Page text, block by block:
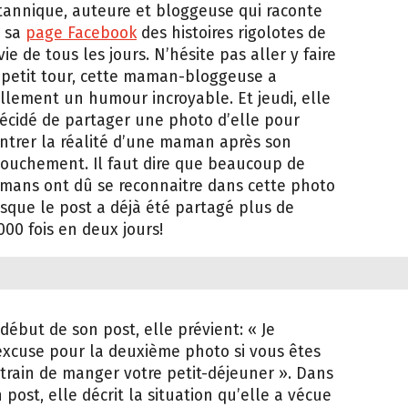
auteure et bloggeuse qui raconte
page Facebookdes histoires rigolotes de
de tous les jours. N’hésite pas aller y faire
tour, cette maman-bloggeuse a
un humour incroyable. Et jeudi, elle
de partager une photo d’elle pour
la réalité d’une maman après son
Il faut dire que beaucoup de
ont dû se reconnaitre dans cette photo
le post a déjà été partagé plus de
fois en deux jours!
de son post, elle prévient: « Je
pour la deuxième photo si vous êtes
de manger votre petit-déjeuner ». Dans
post, elle décrit la situation qu’elle a vécue